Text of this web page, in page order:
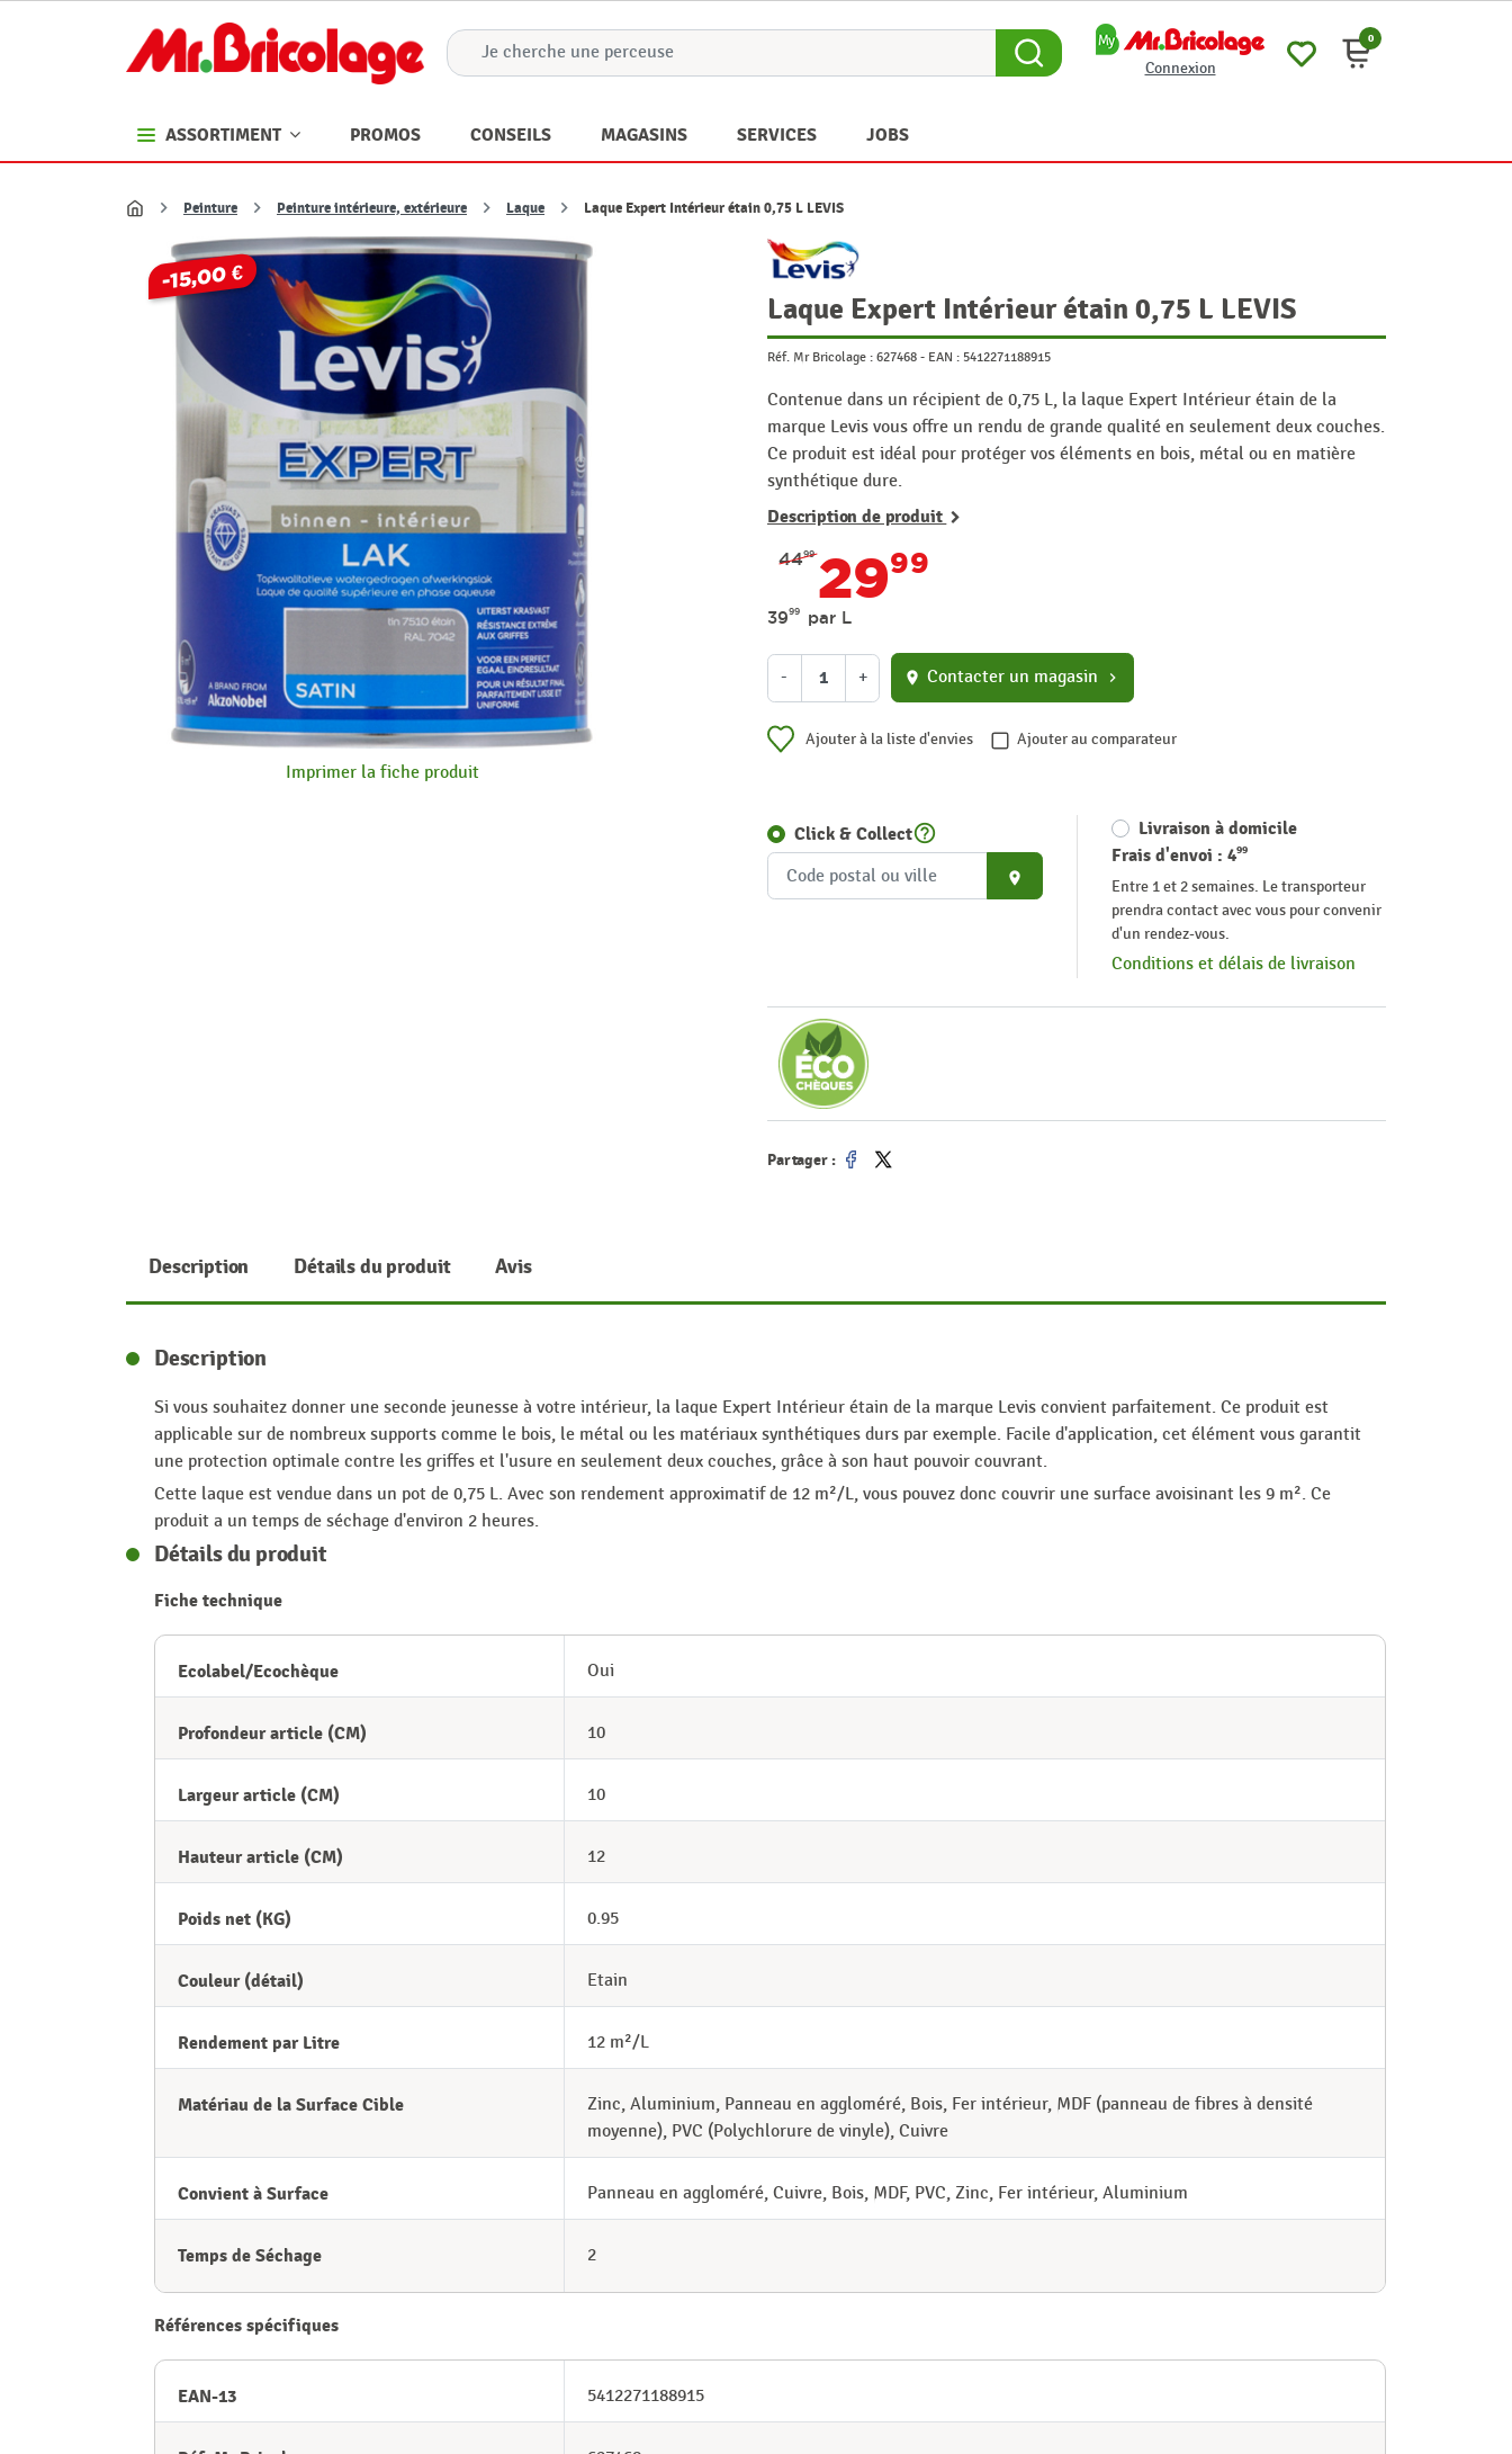
Connexion
0
ASSORTIMENT PROMOS CONSEILS MAGASINS SERVICES JOBS
Accueil
Peinture Peinture intérieure, extérieure Laque Laque Expert Intérieur étain 0,75 L LEVIS
-15,00 €
Imprimer la fiche produit
Laque Expert Intérieur étain 0,75 L LEVIS
Réf. Mr Bricolage : 627468 - EAN : 5412271188915
Contenue dans un récipient de 0,75 L, la laque Expert Intérieur étain de la
marque Levis vous offre un rendu de grande qualité en seulement deux couches.
Ce produit est idéal pour protéger vos éléments en bois, métal ou en matière
synthétique dure.
Description de produit
44992999
3999 par L
- + location_on Contacter un magasin chevron_right
Ajouter à la liste d'envies Ajouter au comparateur
Click & Collecthelp_outline
place
Livraison à domicile
Frais d'envoi : 499
Entre 1 et 2 semaines. Le transporteur
prendra contact avec vous pour convenir
d'un rendez-vous.
Conditions et délais de livraison
Partager :
Description Détails du produit Avis
Description
Si vous souhaitez donner une seconde jeunesse à votre intérieur, la laque Expert Intérieur étain de la marque Levis convient parfaitement. Ce produit est
applicable sur de nombreux supports comme le bois, le métal ou les matériaux synthétiques durs par exemple. Facile d'application, cet élément vous garantit
une protection optimale contre les griffes et l'usure en seulement deux couches, grâce à son haut pouvoir couvrant.
Cette laque est vendue dans un pot de 0,75 L. Avec son rendement approximatif de 12 m²/L, vous pouvez donc couvrir une surface avoisinant les 9 m². Ce
produit a un temps de séchage d'environ 2 heures.
Détails du produit
Fiche technique
Ecolabel/Ecochèque Oui
Profondeur article (CM) 10
Largeur article (CM) 10
Hauteur article (CM) 12
Poids net (KG) 0.95
Couleur (détail) Etain
Rendement par Litre 12 m²/L
Matériau de la Surface Cible
Zinc, Aluminium, Panneau en aggloméré, Bois, Fer intérieur, MDF (panneau de fibres à densité
moyenne), PVC (Polychlorure de vinyle), Cuivre
Convient à Surface Panneau en aggloméré, Cuivre, Bois, MDF, PVC, Zinc, Fer intérieur, Aluminium
Temps de Séchage 2
Références spécifiques
EAN-13 5412271188915